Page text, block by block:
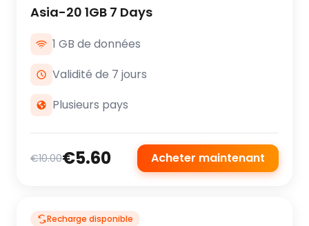
Asia-20 1GB 7 Days
1 GB de données
Validité de 7 jours
Plusieurs pays
€10.00€5.60 Acheter maintenant
Recharge disponible